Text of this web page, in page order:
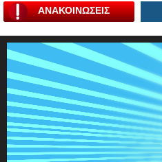
ΑΝΑΚΟΙΝΩΣΕΙΣ